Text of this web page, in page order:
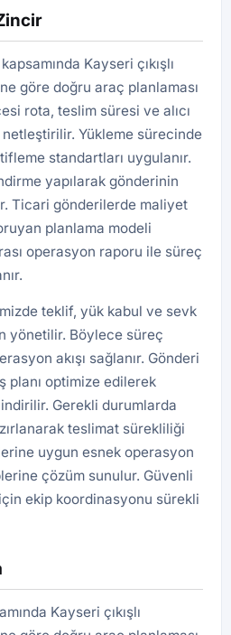
kapsamında Kayseri çıkışlı
göre doğru araç planlaması
rota, teslim süresi ve alıcı
netleştirilir. Yükleme sürecinde
standartları uygulanır.
yapılarak gönderinin
Ticari gönderilerde maliyet
planlama modeli
operasyon raporu ile süreç
teklif, yük kabul ve sevk
yönetilir. Böylece süreç
akışı sağlanır. Gönderi
planı optimize edilerek
Gerekli durumlarda
teslimat sürekliliği
uygun esnek operasyon
çözüm sunulur. Güvenli
ekip koordinasyonu sürekli
Kayseri çıkışlı